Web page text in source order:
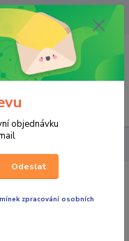
0,00 CZK
objednávku
Odeslat
zpracování osobních